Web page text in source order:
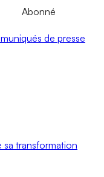
Abonné
de presse
sa transformation